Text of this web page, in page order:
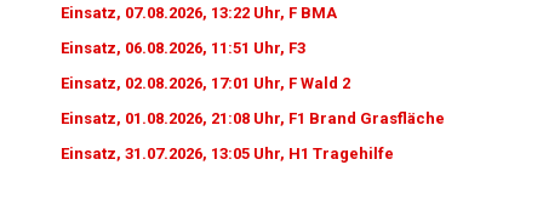
Einsatz, 07.08.2026, 13:22 Uhr, F BMA
Einsatz, 06.08.2026, 11:51 Uhr, F3
Einsatz, 02.08.2026, 17:01 Uhr, F Wald 2
Einsatz, 01.08.2026, 21:08 Uhr, F1 Brand Grasfläche
Einsatz, 31.07.2026, 13:05 Uhr, H1 Tragehilfe